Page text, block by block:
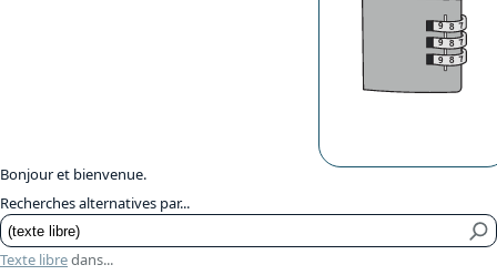
Bonjour et bienvenue.
Recherches alternatives par...
Texte libredans...